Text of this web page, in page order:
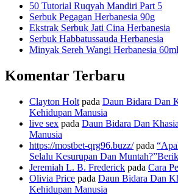
50 Tutorial Ruqyah Mandiri Part 5
Serbuk Pegagan Herbanesia 90g
Ekstrak Serbuk Jati Cina Herbanesia
Serbuk Habbatussauda Herbanesia
Minyak Sereh Wangi Herbanesia 60ml
Komentar Terbaru
Clayton Holt pada Daun Bidara Dan
Kehidupan Manusia
live sex pada Daun Bidara Dan
Manusia
https://mostbet-qrg96.buzz/pada
Selalu Kesurupan Dan
Jeremiah L. B. Frederick pada Cara
Olivia Price pada Daun Bidara Dan
Kehidupan Manusia